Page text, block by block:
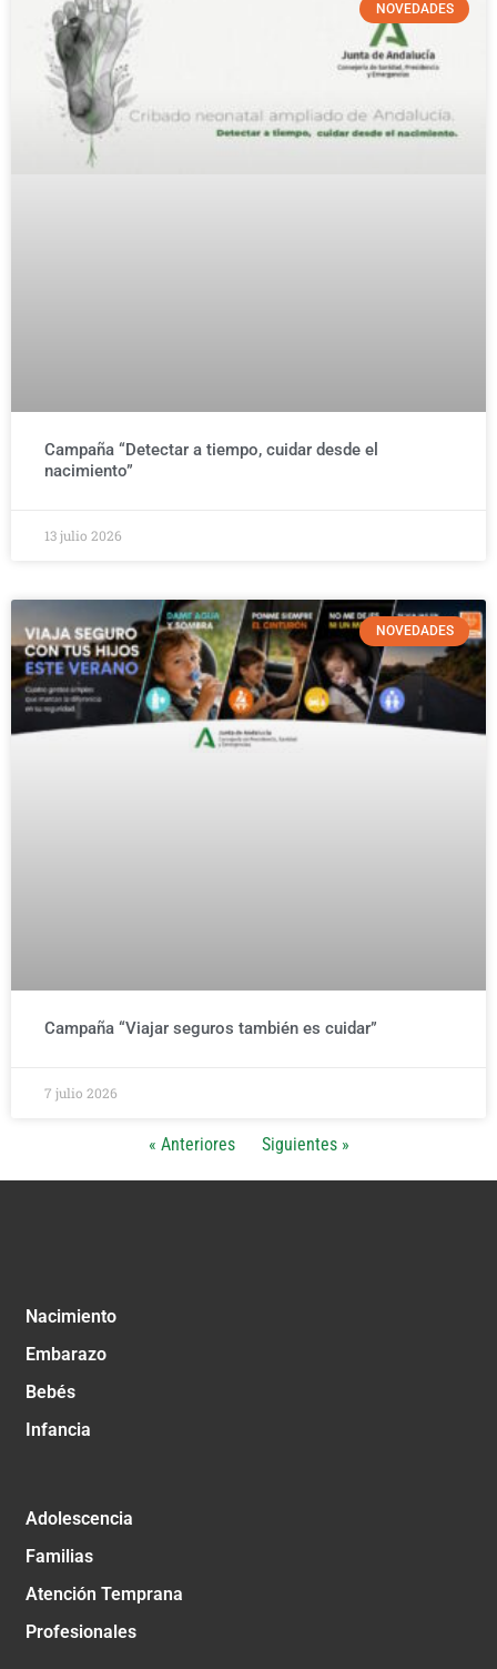
NOVEDADES
Campaña “Detectar a tiempo, cuidar desde el
nacimiento”
13 julio 2026
NOVEDADES
Campaña “Viajar seguros también es cuidar”
7 julio 2026
« Anteriores Siguientes »
Nacimiento
Embarazo
Bebés
Infancia
Adolescencia
Familias
Atención Temprana
Profesionales